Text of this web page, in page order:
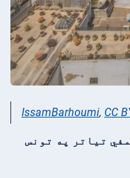
IssamBarhoumi, CC
ایمفي تیاتر په تونس